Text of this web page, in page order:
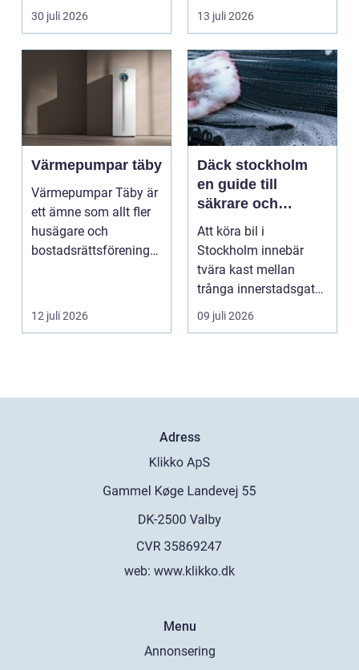
påverkar hur vi
upplever lju...
30 juli 2026
gång: Vad händer nu...
13 juli 2026
Värmepumpar täby
Värmepumpar Täby är
ett ämne som allt fler
husägare och
bostadsrättsföreningar
12 juli 2026
Däck stockholm
en guide till
säkrare och
smartare däckval i
storstan
Att köra bil i
Stockholm innebär
tvära kast mellan
trånga innerstadsgator,
motorvägspendling
och ibl...
09 juli 2026
Adress
web: www.klikko.dk
Menu
Annonsering